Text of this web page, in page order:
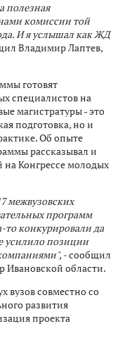
полезная
комиссии той
И я услышал как ЖД
Владимир Лаптев,
готовят
специалистов на
магистратуры - это
подготовка, но и
Об опыте
рассказывал и
на Конгрессе молодых
межвузовских
программ
конкурировали да
усилило позиции
-сообщил
Ивановской области.
вузов совместно со
развития
проекта